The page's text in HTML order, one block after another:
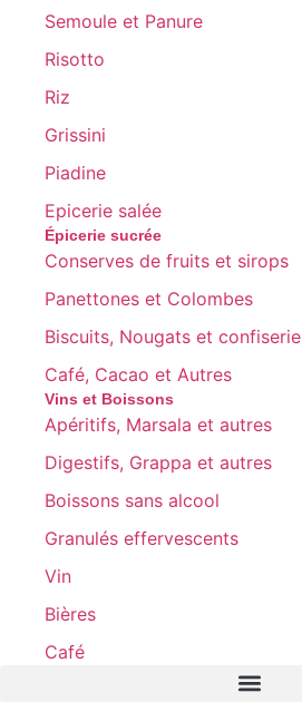
Semoule et Panure
Risotto
Riz
Grissini
Piadine
Epicerie salée
Épicerie sucrée
Conserves de fruits et sirops
Panettones et Colombes
Biscuits, Nougats et confiserie
Café, Cacao et Autres
Vins et Boissons
Apéritifs, Marsala et autres
Digestifs, Grappa et autres
Boissons sans alcool
Granulés effervescents
Vin
Bières
Café